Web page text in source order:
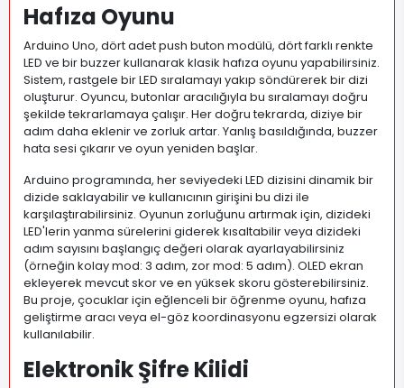
Hafıza Oyunu
Arduino Uno, dört adet push buton modülü, dört farklı renkte
LED ve bir buzzer kullanarak klasik hafıza oyunu yapabilirsiniz.
Sistem, rastgele bir LED sıralamayı yakıp söndürerek bir dizi
oluşturur. Oyuncu, butonlar aracılığıyla bu sıralamayı doğru
şekilde tekrarlamaya çalışır. Her doğru tekrarda, diziye bir
adım daha eklenir ve zorluk artar. Yanlış basıldığında, buzzer
hata sesi çıkarır ve oyun yeniden başlar.
Arduino programında, her seviyedeki LED dizisini dinamik bir
dizide saklayabilir ve kullanıcının girişini bu dizi ile
karşılaştırabilirsiniz. Oyunun zorluğunu artırmak için, dizideki
LED'lerin yanma sürelerini giderek kısaltabilir veya dizideki
adım sayısını başlangıç değeri olarak ayarlayabilirsiniz
(örneğin kolay mod: 3 adım, zor mod: 5 adım). OLED ekran
ekleyerek mevcut skor ve en yüksek skoru gösterebilirsiniz.
Bu proje, çocuklar için eğlenceli bir öğrenme oyunu, hafıza
geliştirme aracı veya el-göz koordinasyonu egzersizi olarak
kullanılabilir.
Elektronik Şifre Kilidi